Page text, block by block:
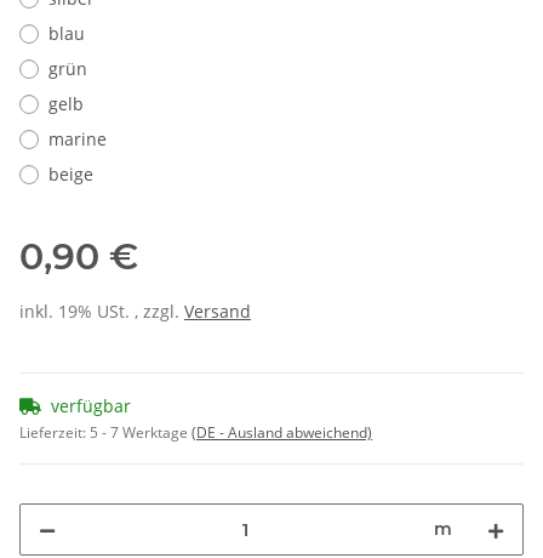
blau
grün
gelb
marine
beige
0,90 €
inkl. 19% USt. , zzgl. Versand
verfügbar
Lieferzeit: 5 - 7 Werktage (DE - Ausland abweichend)
m